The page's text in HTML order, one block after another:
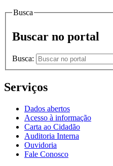
Busca
Buscar no portal
Busca:
Serviços
Dados abertos
Acesso à informação
Carta ao Cidadão
Auditoria Interna
Ouvidoria
Fale Conosco